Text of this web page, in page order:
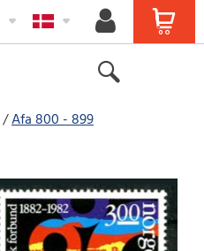
Afa 800 - 899